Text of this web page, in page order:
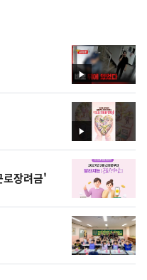
영
상
영
상
로장려금'